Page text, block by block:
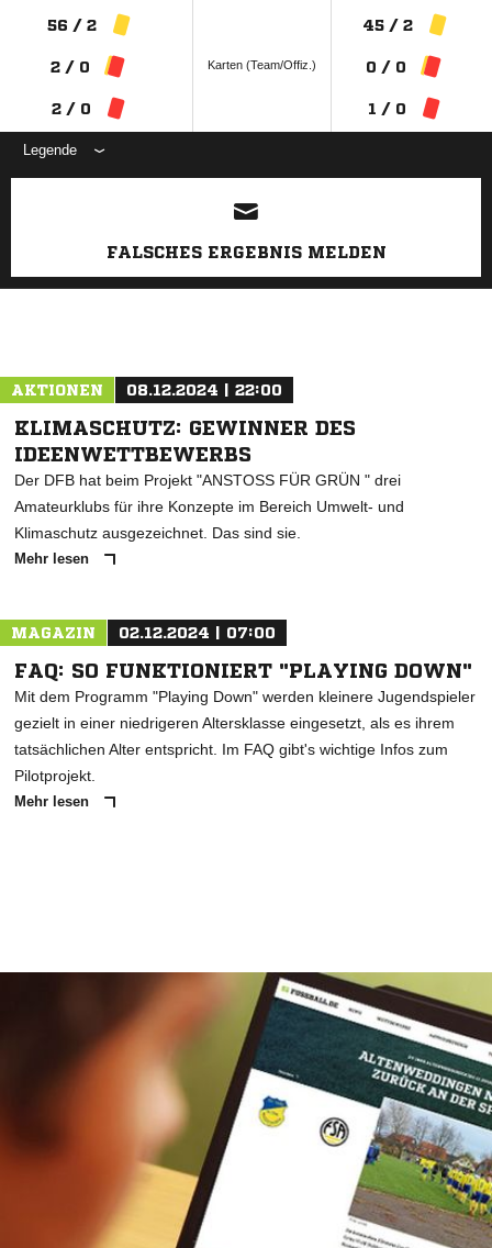
56 / 2
2 / 0
2 / 0
Karten (Team/Offiz.)
45 / 2
0 / 0
1 / 0
Legende
ANZEIGE
FALSCHES ERGEBNIS MELDEN
AKTIONEN 08.12.2024 | 22:00
KLIMASCHUTZ: GEWINNER DES
IDEENWETTBEWERBS
Der DFB hat beim Projekt "ANSTOSS FÜR GRÜN " drei
Amateurklubs für ihre Konzepte im Bereich Umwelt- und
Klimaschutz ausgezeichnet. Das sind sie.
Mehr lesen
MAGAZIN 02.12.2024 | 07:00
FAQ: SO FUNKTIONIERT "PLAYING DOWN"
Mit dem Programm "Playing Down" werden kleinere Jugendspieler
gezielt in einer niedrigeren Altersklasse eingesetzt, als es ihrem
tatsächlichen Alter entspricht. Im FAQ gibt's wichtige Infos zum
Pilotprojekt.
Mehr lesen